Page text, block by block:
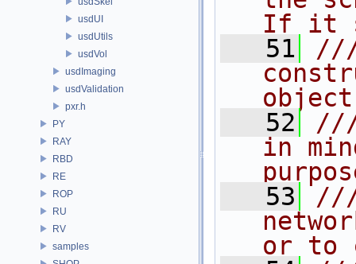
usdUI
usdUtils
usdVol
usdImaging
usdValidation
pxr.h
PY
RAY
RBD
RE
ROP
RU
RV
samples
If it
   51
///
   52
///
in
   53
///
or to